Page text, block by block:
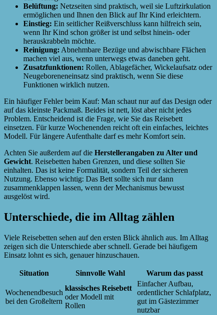
Belüftung: Netzseiten sind praktisch, weil sie Luftzirkulation
ermöglichen und Ihnen den Blick auf Ihr Kind erleichtern.
Einstieg: Ein seitlicher Reißverschluss kann hilfreich sein,
wenn Ihr Kind schon größer ist und selbst hinein- oder
herauskrabbeln möchte.
Reinigung: Abnehmbare Bezüge und abwischbare Flächen
machen viel aus, wenn unterwegs etwas daneben geht.
Zusatzfunktionen: Rollen, Ablagefächer, Wickelaufsatz oder
Neugeboreneneinsatz sind praktisch, wenn Sie diese
Funktionen wirklich nutzen.
Ein häufiger Fehler beim Kauf: Man schaut nur auf das Design oder
auf das kleinste Packmaß. Beides ist nett, löst aber nicht jedes
Problem. Entscheidend ist die Frage, wie Sie das Reisebett
einsetzen. Für kurze Wochenenden reicht oft ein einfaches, leichtes
Modell. Für längere Aufenthalte darf es mehr Komfort sein.
Achten Sie außerdem auf die Herstellerangaben zu Alter und
Gewicht. Reisebetten haben Grenzen, und diese sollten Sie
einhalten. Das ist keine Formalität, sondern Teil der sicheren
Nutzung. Ebenso wichtig: Das Bett sollte sich nur dann
zusammenklappen lassen, wenn der Mechanismus bewusst
ausgelöst wird.
Unterschiede, die im Alltag zählen
Viele Reisebetten sehen auf den ersten Blick ähnlich aus. Im Alltag
zeigen sich die Unterschiede aber schnell. Gerade bei häufigem
Einsatz lohnt es sich, genauer hinzuschauen.
Situation Sinnvolle Wahl Warum das passt
Wochenendbesuch
bei den Großeltern
klassisches Reisebett
oder Modell mit
Rollen
Einfacher Aufbau,
ordentlicher Schlafplatz,
gut im Gästezimmer
nutzbar